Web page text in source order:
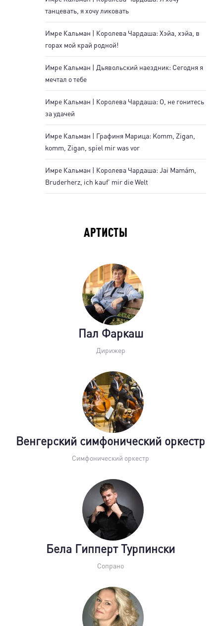
танцевать, я хочу ликовать
Имре Кальман | Королева Чардаша: Хэйа, хэйа, в
горах мой край родной!
Имре Кальман | Дьявольский наездник: Сегодня я
мечтал о тебе
Имре Кальман | Королева Чардаша: О, не гонитесь
за удачей
Имре Кальман | Графиня Марица: Komm, Zigan,
komm, Zigan, spiel mir was vor
Имре Кальман | Королева Чардаша: Jai Mamám,
Bruderherz, ich kauf' mir die Welt
АРТИСТЫ
Пал Фаркаш
Дирижер
Венгерский симфонический оркестр
Симфонический оркестр
Бела Гипперт Турпински
Сопрано